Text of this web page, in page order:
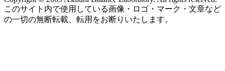
このサイト内で使用している画像・ロゴ・マーク・文章など
の一切の無断転載、転用をお断りいたします。